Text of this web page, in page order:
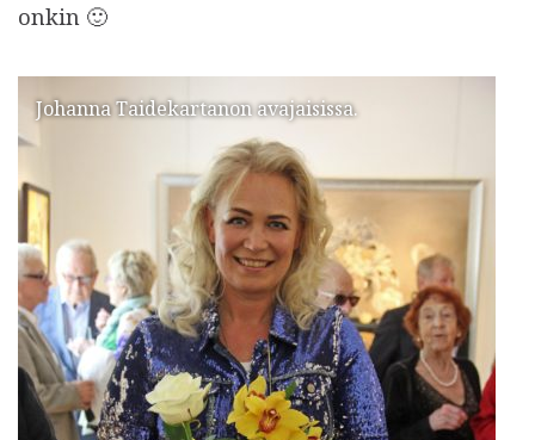
onkin 🙂
Johanna Taidekartanon avajaisissa.